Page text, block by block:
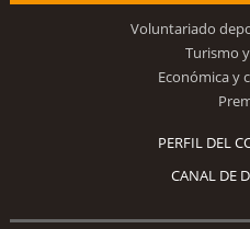
Voluntariado
Turismo
Económica y
PERFIL DEL
CANAL DE